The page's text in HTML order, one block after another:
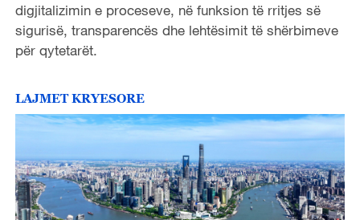
digjitalizimin e proceseve, në funksion të rritjes së
sigurisë, transparencës dhe lehtësimit të shërbimeve
për qytetarët.
LAJMET KRYESORE